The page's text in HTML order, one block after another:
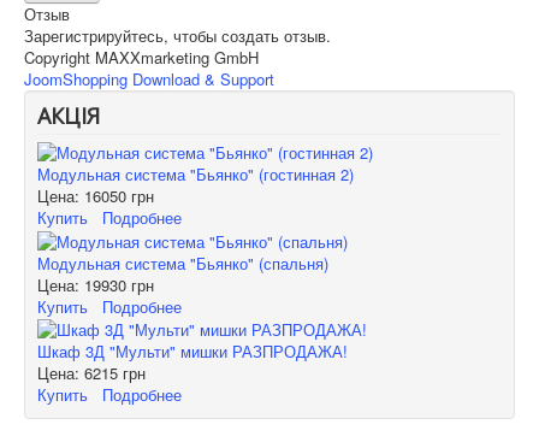
Отзыв
Зарегистрируйтесь, чтобы создать отзыв.
Copyright MAXXmarketing GmbH
JoomShopping Download & Support
АКЦІЯ
Модульная система "Бьянко" (гостинная 2)
Цена: 16050 грн
Купить
Подробнее
Модульная система "Бьянко" (спальня)
Цена: 19930 грн
Купить
Подробнее
Шкаф 3Д "Мульти" мишки РАЗПРОДАЖА!
Цена: 6215 грн
Купить
Подробнее